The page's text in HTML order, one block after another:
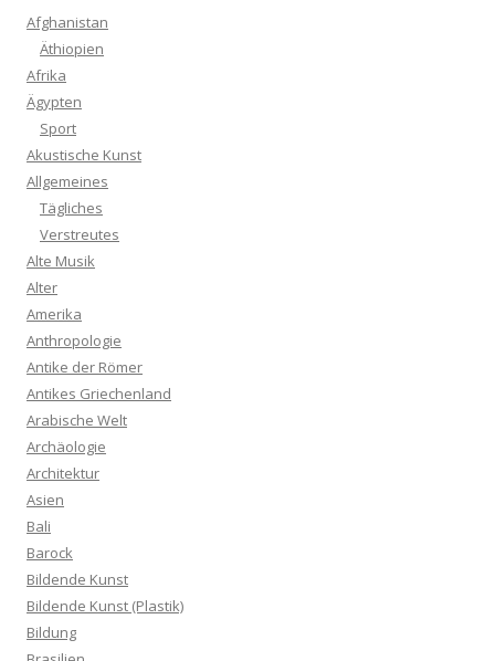
Afghanistan
Äthiopien
Afrika
Ägypten
Sport
Akustische Kunst
Allgemeines
Tägliches
Verstreutes
Alte Musik
Alter
Amerika
Anthropologie
Antike der Römer
Antikes Griechenland
Arabische Welt
Archäologie
Architektur
Asien
Bali
Barock
Bildende Kunst
Bildende Kunst (Plastik)
Bildung